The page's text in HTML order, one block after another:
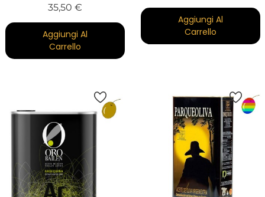
35,50 €Prezzo
Aggiungi Al
Carrello
Aggiungi Al
Carrello